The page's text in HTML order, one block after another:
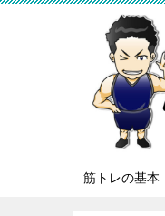
筋トレの基本